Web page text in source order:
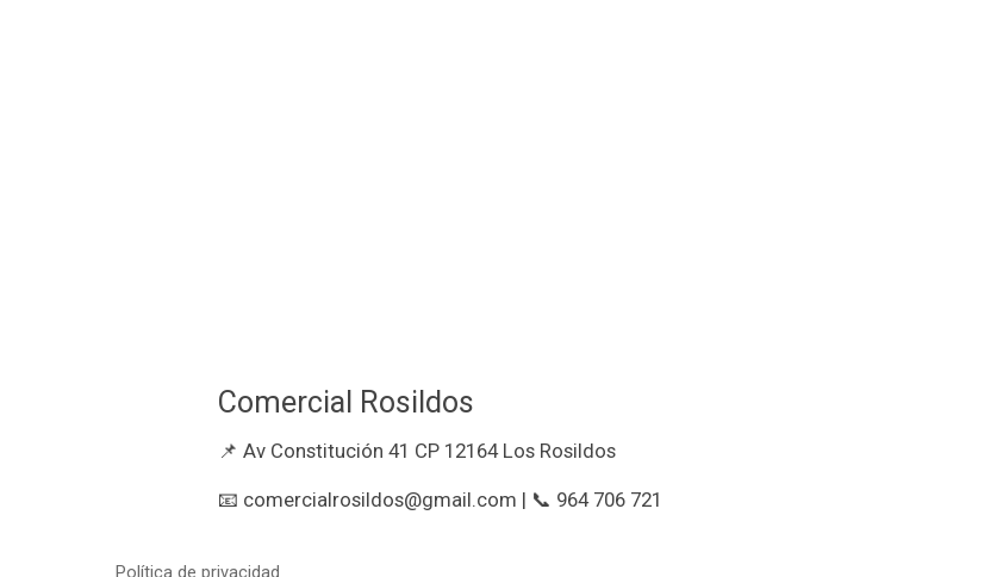
Comercial Rosildos
📌 Av Constitución 41 CP 12164 Los Rosildos
📧 comercialrosildos@gmail.com | 📞 964 706 721
Política de privacidad